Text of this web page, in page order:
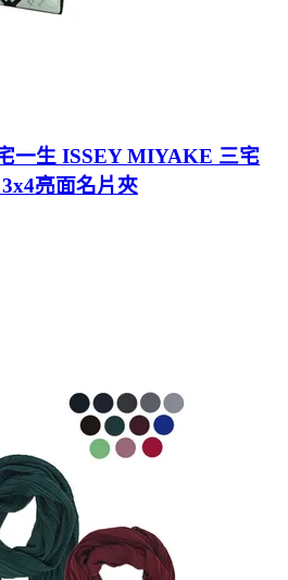
一生 ISSEY MIYAKE 三宅
亮面名片夾